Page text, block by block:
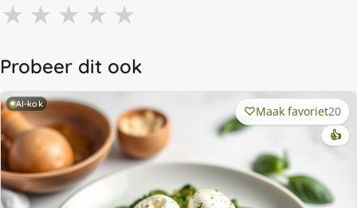
★ ★ ★ ★ ★
Probeer dit ook
AI-kok Maak favoriet20
👍